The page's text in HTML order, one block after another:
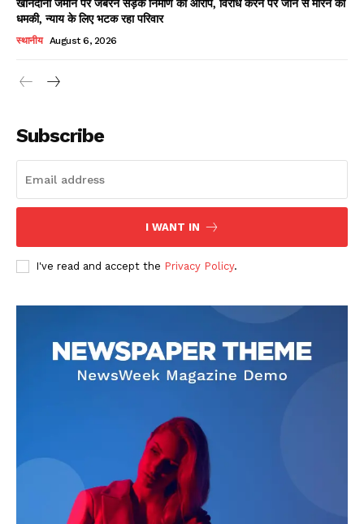
Contact us
Subscription Plans
My account
धमकी, न्याय के लिए भटक रहा परिवार
स्थानीय August 6, 2026
Subscribe
I WANT IN
I've read and accept the Privacy Policy.